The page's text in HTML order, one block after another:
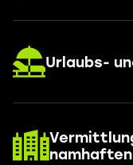
Urlaubs-